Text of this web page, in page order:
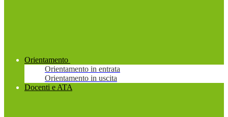
Orientamento
Orientamento in entrata
Orientamento in uscita
Docenti e ATA